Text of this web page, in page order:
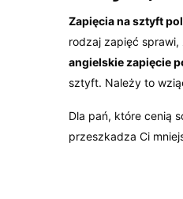
Zapięcia na sztyft
rodzaj zapięć
angielskie zapięcie
sztyft. Należy to
Dla pań, które cenią
przeszkadza Ci